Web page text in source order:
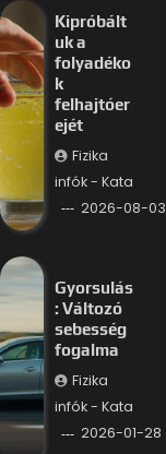
Kipróbált
uk a
folyadéko
k
felhajtóer
ejét
Fizika
infók - Kata
2026-08-03
Gyorsulás
: Változó
sebesség
fogalma
Fizika
infók - Kata
2026-01-28